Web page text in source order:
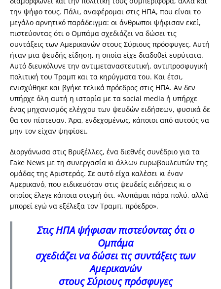
την ψήφο τους. Πάλι, αναφέρομαι στις ΗΠΑ, που είναι το
μεγάλο αρνητικό παράδειγμα: οι άνθρωποι ψήφισαν εκεί,
πιστεύοντας ότι ο Ομπάμα σχεδιάζει να δώσει τις
συντάξεις των Αμερικανών στους Σύριους πρόσφυγες. Αυτή
ήταν μια ψευδής είδηση, η οποία είχε διαδοθεί ευρύτατα.
Αυτό διευκόλυνε την αντιμεταναστευτική, αντιπροσφυγική
πολιτική του Τραμπ και τα κηρύγματα του. Και έτσι,
ενισχύθηκε και βγήκε τελικά πρόεδρος στις ΗΠΑ. Αν δεν
υπήρχε όλη αυτή η ιστορία με τα social media ή υπήρχε
ένας μηχανισμός ελέγχου των ψευδών ειδήσεων, φυσικά δε
θα τον πίστευαν. Άρα, ενδεχομένως, κάποιοι από αυτούς να
μην τον είχαν ψηφίσει.
Διοργάνωσα στις Βρυξέλλες, ένα διεθνές συνέδριο για τα
Fake News με τη συνεργασία κι άλλων ευρωβουλευτών της
ομάδας της Αριστεράς. Σε αυτό είχα καλέσει κι έναν
Αμερικανό, που ειδικευόταν στις ψευδείς ειδήσεις κι ο
οποίος έλεγε κάποια στιγμή ότι, «λυπάμαι πάρα πολύ, αλλά
μπορεί εγώ να εξέλεξα τον Τραμπ, πρόεδρο».
Στις ΗΠΑ ψήφισαν πιστεύοντας ότι ο
Ομπάμα
σχεδιάζει να δώσει τις συντάξεις των
Αμερικανών
στους Σύριους πρόσφυγες